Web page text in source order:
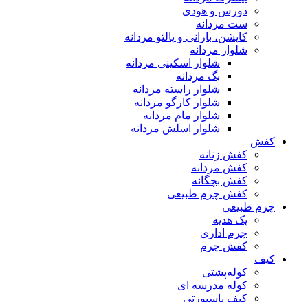
دورس و هودی
ست مردانه
کاپشن، بارانی و پالتو مردانه
شلوار مردانه
شلوار اسکینی مردانه
بگ مردانه
شلوار راسته مردانه
شلوار کارگو مردانه
شلوار مام مردانه
شلوار اسلش مردانه
کفش
کفش زنانه
کفش مردانه
کفش بچگانه
کفش چرم طبیعی
چرم طبیعی
پک هدیه
چرم اداری
کفش چرم
کیف
کوله‌پشتی
کوله مدرسه ای
کیف پاسپورتی